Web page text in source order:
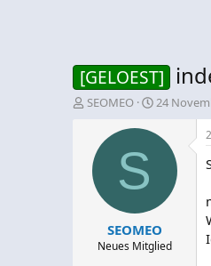
[GELOEST]
E
SEOMEO
E
s
t
a
m
24
S
SEOMEO
Neues Mitglied